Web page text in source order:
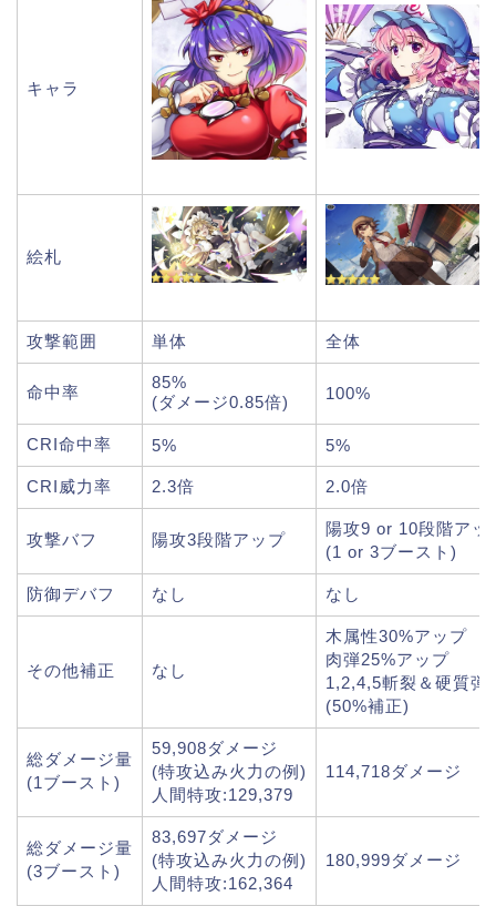
キャラ
絵札
攻撃範囲 単体 全体
命中率
85%
(ダメージ0.85倍)
100%
CRI命中率 5% 5%
CRI威力率 2.3倍 2.0倍
攻撃バフ 陽攻3段階アップ
陽攻9 or 10段階アッ
(1 or 3ブースト)
防御デバフ なし なし
その他補正 なし
木属性30%アップ
肉弾25%アップ
1,2,4,5斬裂＆硬質弾
(50%補正)
総ダメージ量
(1ブースト)
59,908ダメージ
(特攻込み火力の例)
人間特攻:129,379
114,718ダメージ
総ダメージ量
(3ブースト)
83,697ダメージ
(特攻込み火力の例)
人間特攻:162,364
180,999ダメージ